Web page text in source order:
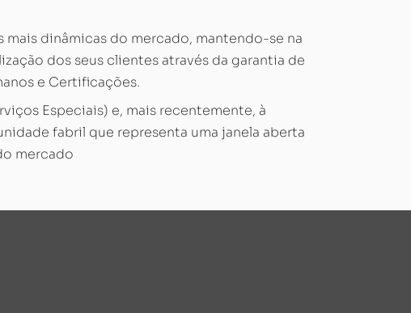
mais dinâmicas do mercado, mantendo-se na
dos seus clientes através da garantia de
e Certificações.
Especiais) e, mais recentemente, à
fabril que representa uma janela aberta
mercado